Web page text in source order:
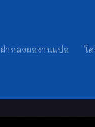
ฝากลงผลงานแปล โ